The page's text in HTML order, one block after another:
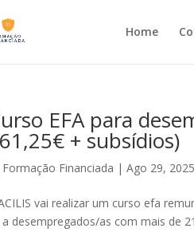
Home
EFA para
+ subsídios)
Formação Financiada |Ago 29, 2025
vai realizar um curso efa
a desempregados/as com mais de